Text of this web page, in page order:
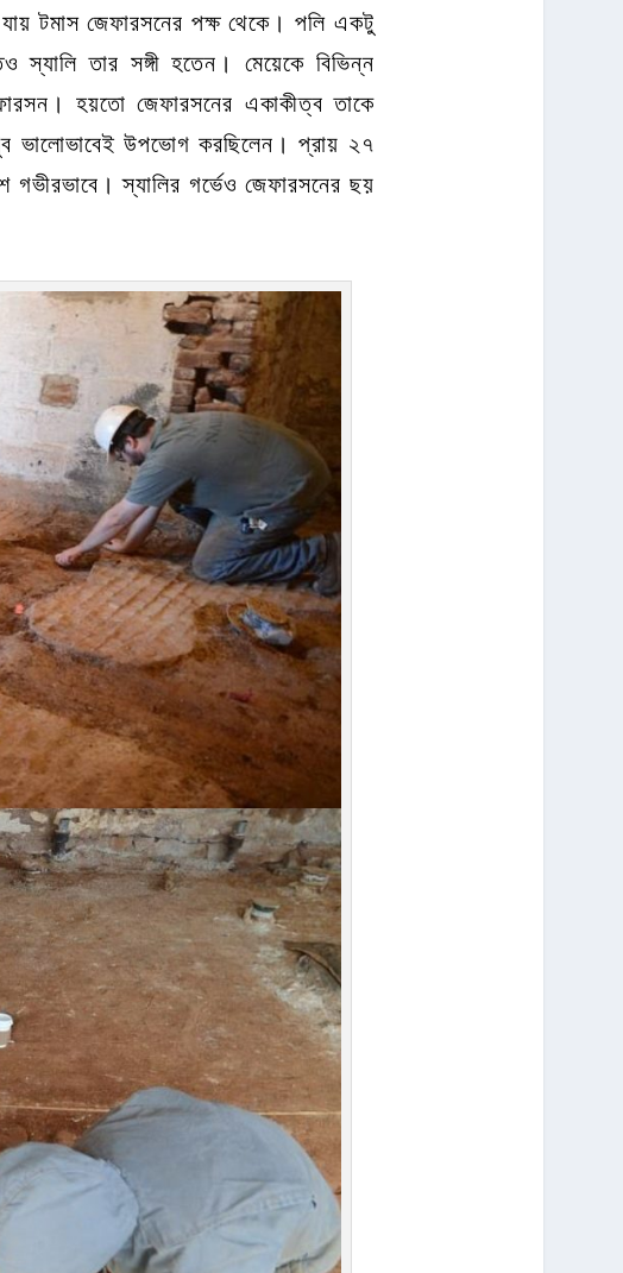
টমাস জেফারসনের পক্ষ থেকে। পলি একটু
তার সঙ্গী হতেন। মেয়েকে বিভিন্ন
হয়তো জেফারসনের একাকীত্ব তাকে
ভালোভাবেই উপভোগ করছিলেন। প্রায় ২৭
স্যালির গর্ভেও জেফারসনের ছয়